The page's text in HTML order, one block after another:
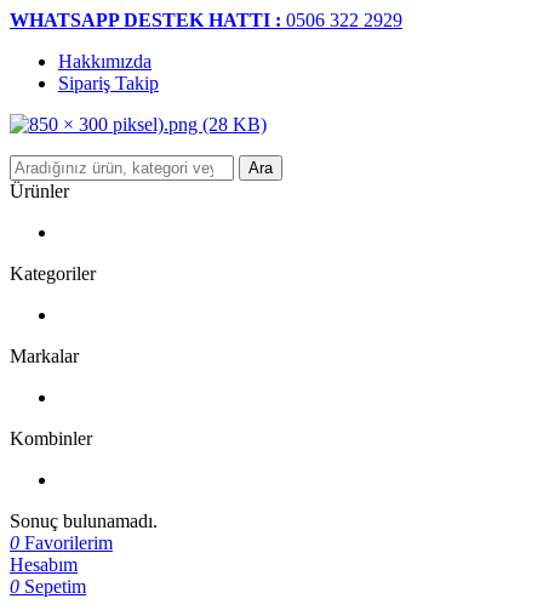
WHATSAPP DESTEK HATTI : 0506 322 2929
Hakkımızda
Sipariş Takip
Ara
Ürünler
Kategoriler
Markalar
Kombinler
Sonuç bulunamadı.
0 Favorilerim
Hesabım
0 Sepetim